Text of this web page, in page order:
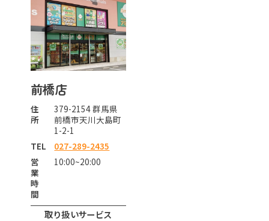
前橋店
住
所
379-2154 群馬県
前橋市天川大島町
1-2-1
TEL
027-289-2435
営
業
時
間
10:00~20:00
取り扱いサービス